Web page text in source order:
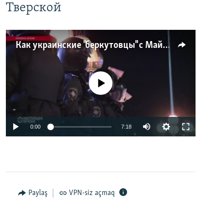
Тверской
Как украинские "беркутовцы" с Майдана стали ОМОНом с Тверской
No media source currently available
0:00 7:18
Paylaş VPN-siz açmaq